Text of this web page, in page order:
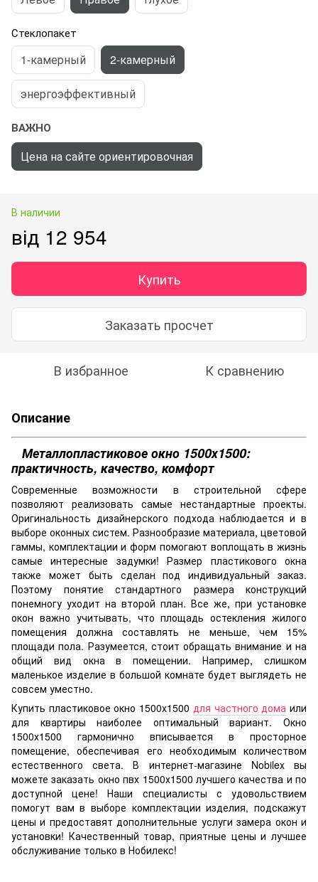
Стеклопакет
1-камерный 2-камерный
энергоэффективный
ВАЖНО
Цена на сайте ориентировочная
В наличии
від 12 954
Купить
Заказать просчет
В избранное К сравнению
Описание
Металлопластиковое окно 1500х1500:
практичность, качество, комфорт
Современные возможности в строительной сфере
позволяют реализовать самые нестандартные проекты.
Оригинальность дизайнерского подхода наблюдается и в
выборе оконных систем. Разнообразие материала, цветовой
гаммы, комплектации и форм помогают воплощать в жизнь
самые интересные задумки! Размер пластикового окна
также может быть сделан под индивидуальный заказ.
Поэтому понятие стандартного размера конструкций
понемногу уходит на второй план. Все же, при установке
окон важно учитывать, что площадь остекления жилого
помещения должна составлять не меньше, чем 15%
площади пола. Разумеется, стоит обращать внимание и на
общий вид окна в помещении. Например, слишком
маленькое изделие в большой комнате будет выглядеть не
совсем уместно.
Купить пластиковое окно 1500х1500 для частного дома или
для квартиры наиболее оптимальный вариант. Окно
1500х1500 гармонично вписывается в просторное
помещение, обеспечивая его необходимым количеством
естественного света. В интернет-магазине Nobilex вы
можете заказать окно пвх 1500х1500 лучшего качества и по
доступной цене! Наши специалисты с удовольствием
помогут вам в выборе комплектации изделия, подскажут
цены и предоставят дополнительные услуги замера окон и
установки! Качественный товар, приятные цены и лучшее
обслуживание только в Нобилекс!